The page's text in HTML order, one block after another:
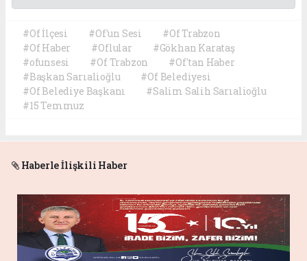
#Of İlçesi #Of'un Sesi
#Of Trabzon
#Of Haber
#Oflular
#Gökhan Karataş
#ofunsesi
#Of Trabzon
#Of'tan Haber
#Başkan Sarıalioğlu
#Of Belediyesi
#Of Belediye Başkanı
#Salim Salih Sarıalioğlu
#15 Temmuz
Haberle İlişkili Haber